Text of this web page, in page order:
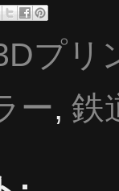
プリ
ー, 鉄